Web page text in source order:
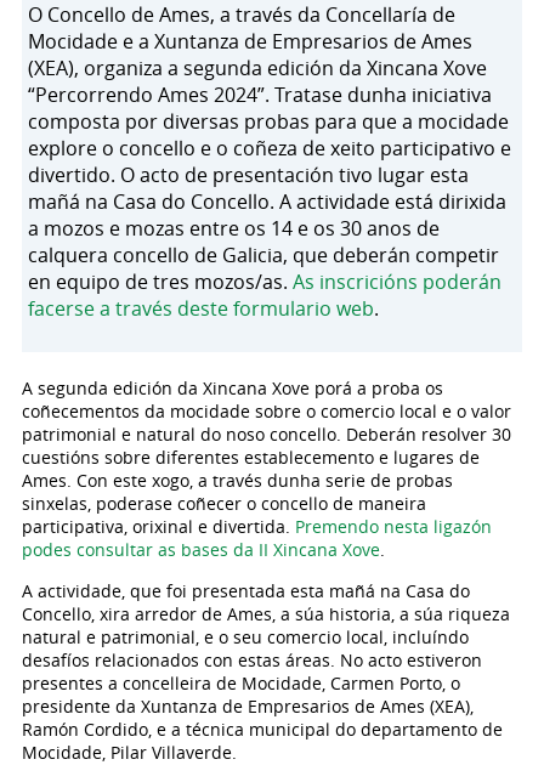
O Concello de Ames, a través da Concellaría de
Mocidade e a Xuntanza de Empresarios de Ames
(XEA), organiza a segunda edición da Xincana Xove
“Percorrendo Ames 2024”. Tratase dunha iniciativa
composta por diversas probas para que a mocidade
explore o concello e o coñeza de xeito participativo e
divertido. O acto de presentación tivo lugar esta
mañá na Casa do Concello. A actividade está dirixida
a mozos e mozas entre os 14 e os 30 anos de
calquera concello de Galicia, que deberán competir
en equipo de tres mozos/as. As inscricións poderán
facerse a través deste formulario web.
A segunda edición da Xincana Xove porá a proba os
coñecementos da mocidade sobre o comercio local e o valor
patrimonial e natural do noso concello. Deberán resolver 30
cuestións sobre diferentes establecemento e lugares de
Ames. Con este xogo, a través dunha serie de probas
sinxelas, poderase coñecer o concello de maneira
participativa, orixinal e divertida. Premendo nesta ligazón
podes consultar as bases da II Xincana Xove.
A actividade, que foi presentada esta mañá na Casa do
Concello, xira arredor de Ames, a súa historia, a súa riqueza
natural e patrimonial, e o seu comercio local, incluíndo
desafíos relacionados con estas áreas. No acto estiveron
presentes a concelleira de Mocidade, Carmen Porto, o
presidente da Xuntanza de Empresarios de Ames (XEA),
Ramón Cordido, e a técnica municipal do departamento de
Mocidade, Pilar Villaverde.